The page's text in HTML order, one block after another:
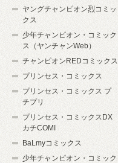
ヤングチャンピオン烈コミッ
クス
少年チャンピオン・コミック
ス（ヤンチャンWeb）
チャンピオンREDコミックス
プリンセス・コミックス
プリンセス・コミックス プ
チプリ
プリンセス・コミックスDX
カチCOMI
BaLmyコミックス
少年チャンピオン・コミック